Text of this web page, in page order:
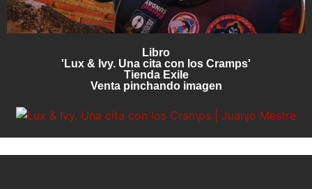
Libro
'Lux & Ivy. Una cita con los Cramps'
Tienda Exile
Venta pinchando imagen